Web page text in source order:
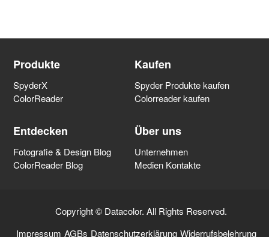
Produkte
SpyderX
ColorReader
Kaufen
Spyder Produkte kaufen
Colorreader kaufen
Entdecken
Fotografie & Design Blog
ColorReader Blog
Über uns
Unternehmen
Medien Kontakte
Copyright © Datacolor. All Rights Reserved.
Impressum AGBs Datenschutzerklärung Widerrufsbelehrung